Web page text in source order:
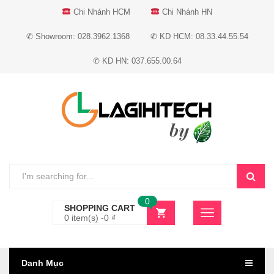
Chi Nhánh HCM Chi Nhánh HN
✆ Showroom: 028.3962.1368 ✆ KD HCM: 08.33.44.55.54
✆ KD HN: 037.655.00.64
SHOPPING CART
0 item(s) -0 ₫
0
Danh Mục